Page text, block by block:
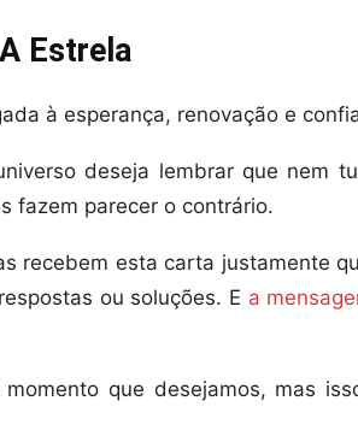
A Estrela
à esperança, renovação e
deseja lembrar que nem
fazem parecer o contrário.
recebem esta carta justamente
ou soluções. E a
que desejamos, mas